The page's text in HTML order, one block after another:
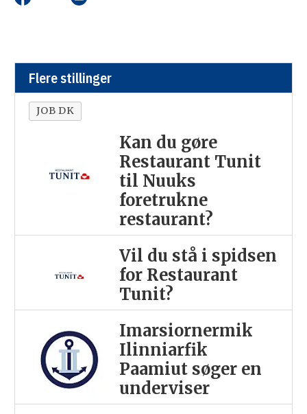
Flere stillinger
JOB DK
Kan du gøre
Restaurant Tunit
til Nuuks
foretrukne
restaurant?
Vil du stå i spidsen
for Restaurant
Tunit?
Imarsiornermik
Ilinniarfik
Paamiut søger en
underviser